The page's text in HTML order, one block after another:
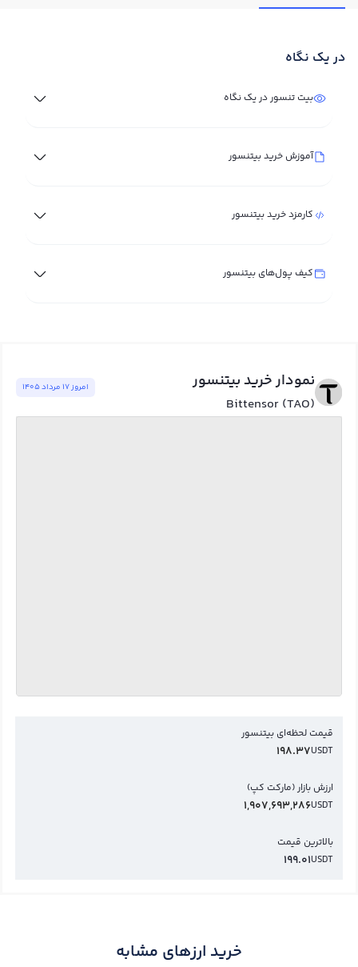
در یک نگاه
بیت تنسور در یک نگاه
آموزش خرید بیتنسور
کارمزد خرید بیتنسور
کیف پول‌های بیتنسور
نمودار خرید بیتنسور
Bittensor (TAO)
امروز ١٧ مرداد ١٤٠٥
قیمت لحظه‌ای بیتنسور
USDT
198.37
ارزش بازار (مارکت کپ)
USDT
1,907,693,286
بالاترین قیمت
USDT
199.01
خرید ارزهای مشابه